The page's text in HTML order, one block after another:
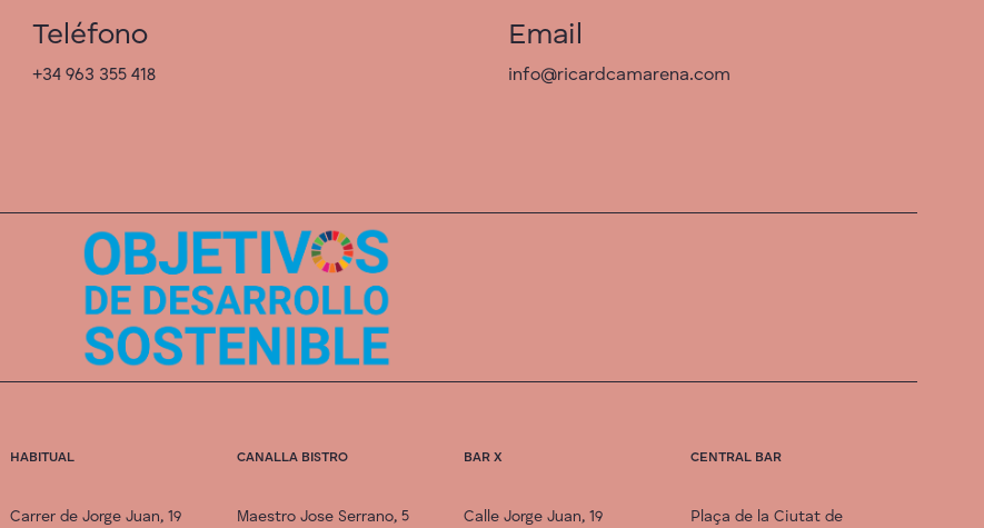
Teléfono
+34 963 355 418
Email
info@ricardcamarena.com
HABITUAL
Carrer de Jorge Juan, 19
CANALLA BISTRO
Maestro Jose Serrano, 5
BAR X
Calle Jorge Juan, 19
CENTRAL BAR
Plaça de la Ciutat de